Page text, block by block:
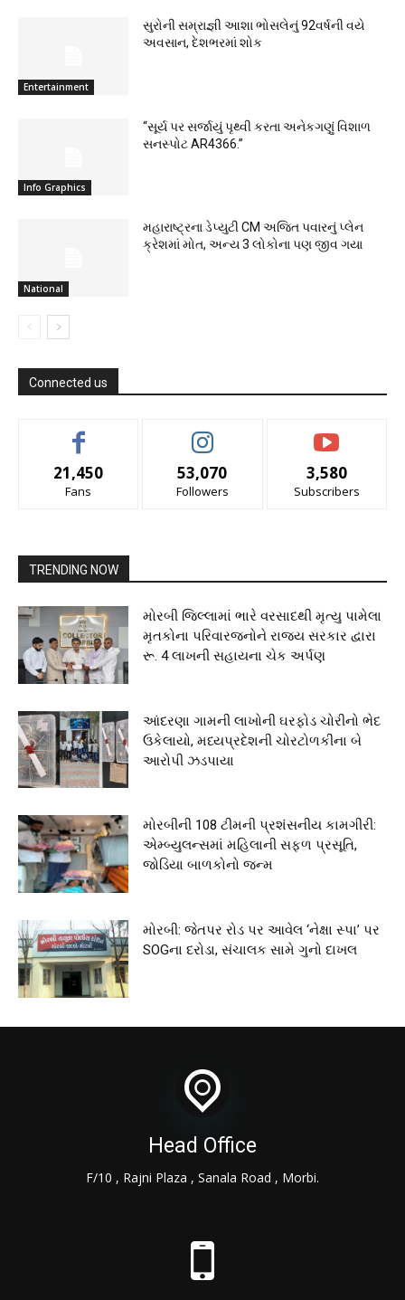
Entertainment
સુરોની સમ્રાજ્ઞી આશા ભોસલેનું 92વર્ષની વયે
અવસાન, દેશભરમાં શોક
Info Graphics
“સૂર્ય પર સર્જાયું પૃથ્વી કરતા અનેકગણું વિશાળ
સનસ્પોટ AR4366.”
National
મહારાષ્ટ્રના ડેપ્યુટી CM અજિત પવારનું પ્લેન
ક્રેશમાં મોત, અન્ય 3 લોકોના પણ જીવ ગયા
Connected us
21,450
Fans
53,070
Followers
3,580
Subscribers
TRENDING NOW
મોરબી જિલ્લામાં ભારે વરસાદથી મૃત્યુ પામેલા
મૃતકોના પરિવારજનોને રાજ્ય સરકાર દ્વારા
રૂ. 4 લાખની સહાયના ચેક અર્પણ
આંદરણા ગામની લાખોની ઘરફોડ ચોરીનો ભેદ
ઉકેલાયો, મધ્યપ્રદેશની ચોરટોળકીના બે
આરોપી ઝડપાયા
મોરબીની 108 ટીમની પ્રશંસનીય કામગીરી:
એમ્બ્યુલન્સમાં મહિલાની સફળ પ્રસૂતિ,
જોડિયા બાળકોનો જન્મ
મોરબી: જેતપર રોડ પર આવેલ ‘નેક્ષા સ્પા’ પર
SOGના દરોડા, સંચાલક સામે ગુનો દાખલ
Head Office
F/10 , Rajni Plaza , Sanala Road , Morbi.